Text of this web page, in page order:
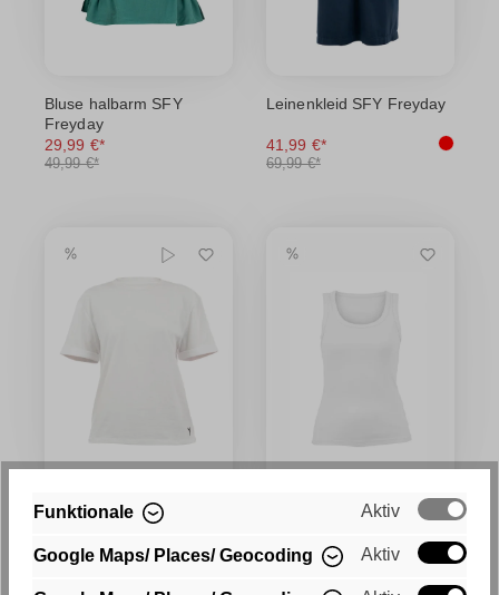
Bluse halbarm SFY
Freyday
29,99 €*
49,99 €*
Leinenkleid SFY Freyday
41,99 €*
69,99 €*
Basic-Shirt SFY Freyday
17,99 €*
Basic-Tanktop SFY
11,99 €*
Funktionale Aktiv
Google Maps/ Places/ Geocoding Aktiv